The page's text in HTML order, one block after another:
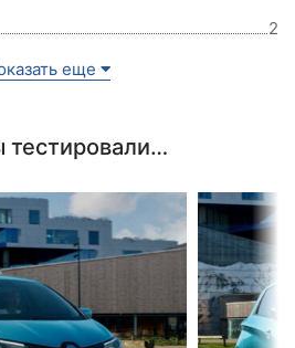
2
еще
тестировали…